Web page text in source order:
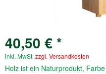
40,50 € *
inkl. MwSt. zzgl. Versandkosten
Holz ist ein Naturprodukt,